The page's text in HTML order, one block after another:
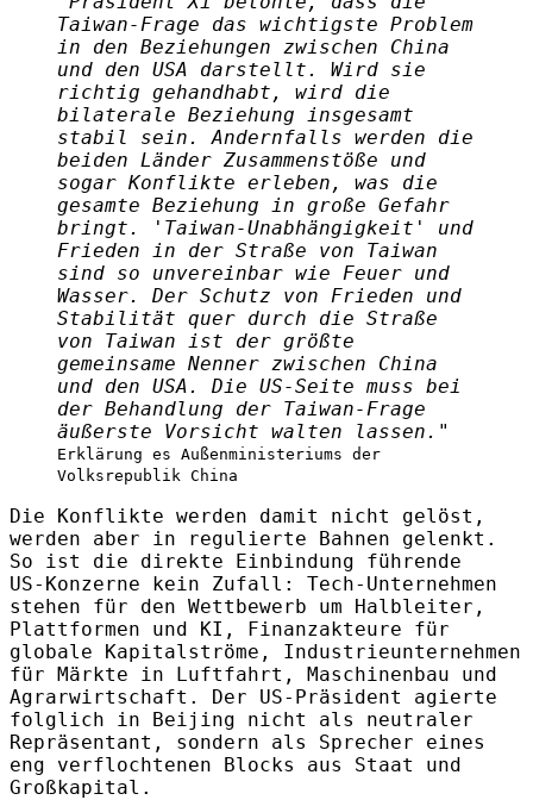
Taiwan-Frage das wichtigste Problem
in den Beziehungen zwischen China
und den USA darstellt. Wird sie
richtig gehandhabt, wird die
bilaterale Beziehung insgesamt
stabil sein. Andernfalls werden die
beiden Länder Zusammenstöße und
sogar Konflikte erleben, was die
gesamte Beziehung in große Gefahr
bringt. 'Taiwan-Unabhängigkeit' und
Frieden in der Straße von Taiwan
sind so unvereinbar wie Feuer und
Wasser. Der Schutz von Frieden und
Stabilität quer durch die Straße
von Taiwan ist der größte
gemeinsame Nenner zwischen China
und den USA. Die US-Seite muss bei
der Behandlung der Taiwan-Frage
äußerste Vorsicht walten lassen."
Erklärung es Außenministeriums der
Volksrepublik China
Die Konflikte werden damit nicht gelöst,
werden aber in regulierte Bahnen gelenkt.
So ist die direkte Einbindung führende
US‑Konzerne kein Zufall: Tech‑Unternehmen
stehen für den Wettbewerb um Halbleiter,
Plattformen und KI, Finanzakteure für
globale Kapitalströme, Industrieunternehmen
für Märkte in Luftfahrt, Maschinenbau und
Agrarwirtschaft. Der US-Präsident agierte
folglich in Beijing nicht als neutraler
Repräsentant, sondern als Sprecher eines
eng verflochtenen Blocks aus Staat und
Großkapital.